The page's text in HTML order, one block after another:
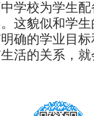
学校为学生
这貌似和学
确的学业目
活的关系，